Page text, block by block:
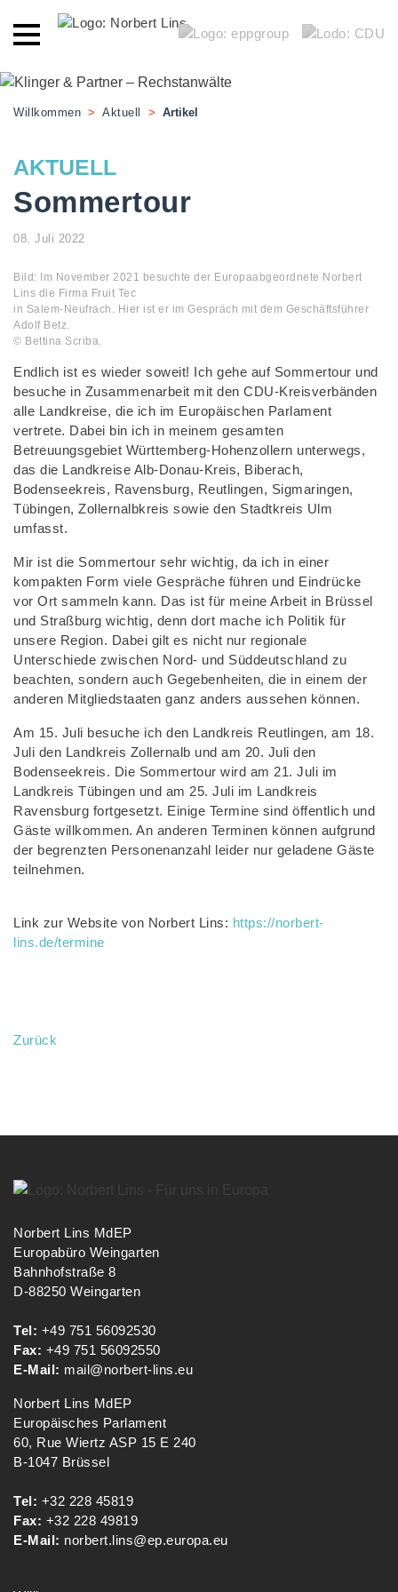
Willkommen > Aktuell > Artikel
AKTUELL
Sommertour
08. Juli 2022
Bild: Im November 2021 besuchte der Europaabgeordnete Norbert
Lins die Firma Fruit Tec
in Salem-Neufrach. Hier ist er im Gespräch mit dem Geschäftsführer
Adolf Betz.
© Bettina Scriba.
Endlich ist es wieder soweit! Ich gehe auf Sommertour und
besuche in Zusammenarbeit mit den CDU-Kreisverbänden
alle Landkreise, die ich im Europäischen Parlament
vertrete. Dabei bin ich in meinem gesamten
Betreuungsgebiet Württemberg-Hohenzollern unterwegs,
das die Landkreise Alb-Donau-Kreis, Biberach,
Bodenseekreis, Ravensburg, Reutlingen, Sigmaringen,
Tübingen, Zollernalbkreis sowie den Stadtkreis Ulm
umfasst.
Mir ist die Sommertour sehr wichtig, da ich in einer
kompakten Form viele Gespräche führen und Eindrücke
vor Ort sammeln kann. Das ist für meine Arbeit in Brüssel
und Straßburg wichtig, denn dort mache ich Politik für
unsere Region. Dabei gilt es nicht nur regionale
Unterschiede zwischen Nord- und Süddeutschland zu
beachten, sondern auch Gegebenheiten, die in einem der
anderen Mitgliedstaaten ganz anders aussehen können.
Am 15. Juli besuche ich den Landkreis Reutlingen, am 18.
Juli den Landkreis Zollernalb und am 20. Juli den
Bodenseekreis. Die Sommertour wird am 21. Juli im
Landkreis Tübingen und am 25. Juli im Landkreis
Ravensburg fortgesetzt. Einige Termine sind öffentlich und
Gäste willkommen. An anderen Terminen können aufgrund
der begrenzten Personenanzahl leider nur geladene Gäste
teilnehmen.
Link zur Website von Norbert Lins: https://norbert-
lins.de/termine
Zurück
Norbert Lins MdEP
Europabüro Weingarten
Bahnhofstraße 8
D-88250 Weingarten
Tel: +49 751 56092530
Fax: +49 751 56092550
E-Mail: mail@norbert-lins.eu
Norbert Lins MdEP
Europäisches Parlament
60, Rue Wiertz ASP 15 E 240
B-1047 Brüssel
Tel: +32 228 45819
Fax: +32 228 49819
E-Mail: norbert.lins@ep.europa.eu